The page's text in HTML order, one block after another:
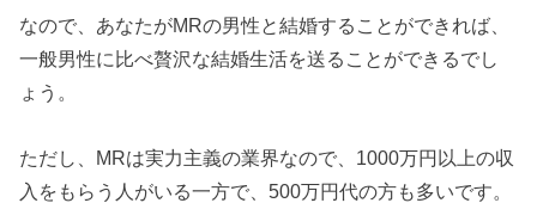
なので、あなたがMRの男性と結婚することができれば、
一般男性に比べ贅沢な結婚生活を送ることができるでし
ょう。
ただし、MRは実力主義の業界なので、1000万円以上の収
入をもらう人がいる一方で、500万円代の方も多いです。